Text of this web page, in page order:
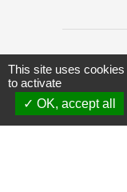
This site uses
to activate
OK, accept all